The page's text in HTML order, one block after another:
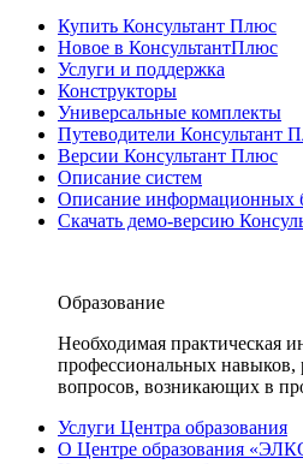
Купить Консультант Плюс
Новое в КонсультантПлюс
Услуги и поддержка
Конструкторы
Универсальные комплекты
Путеводители Консультант
Версии Консультант Плюс
Описание систем
Описание информационных
Скачать демо-версию
Образование
Необходимая практическая
профессиональных
вопросов, возникающих в
Услуги Центра образования
О Центре образования